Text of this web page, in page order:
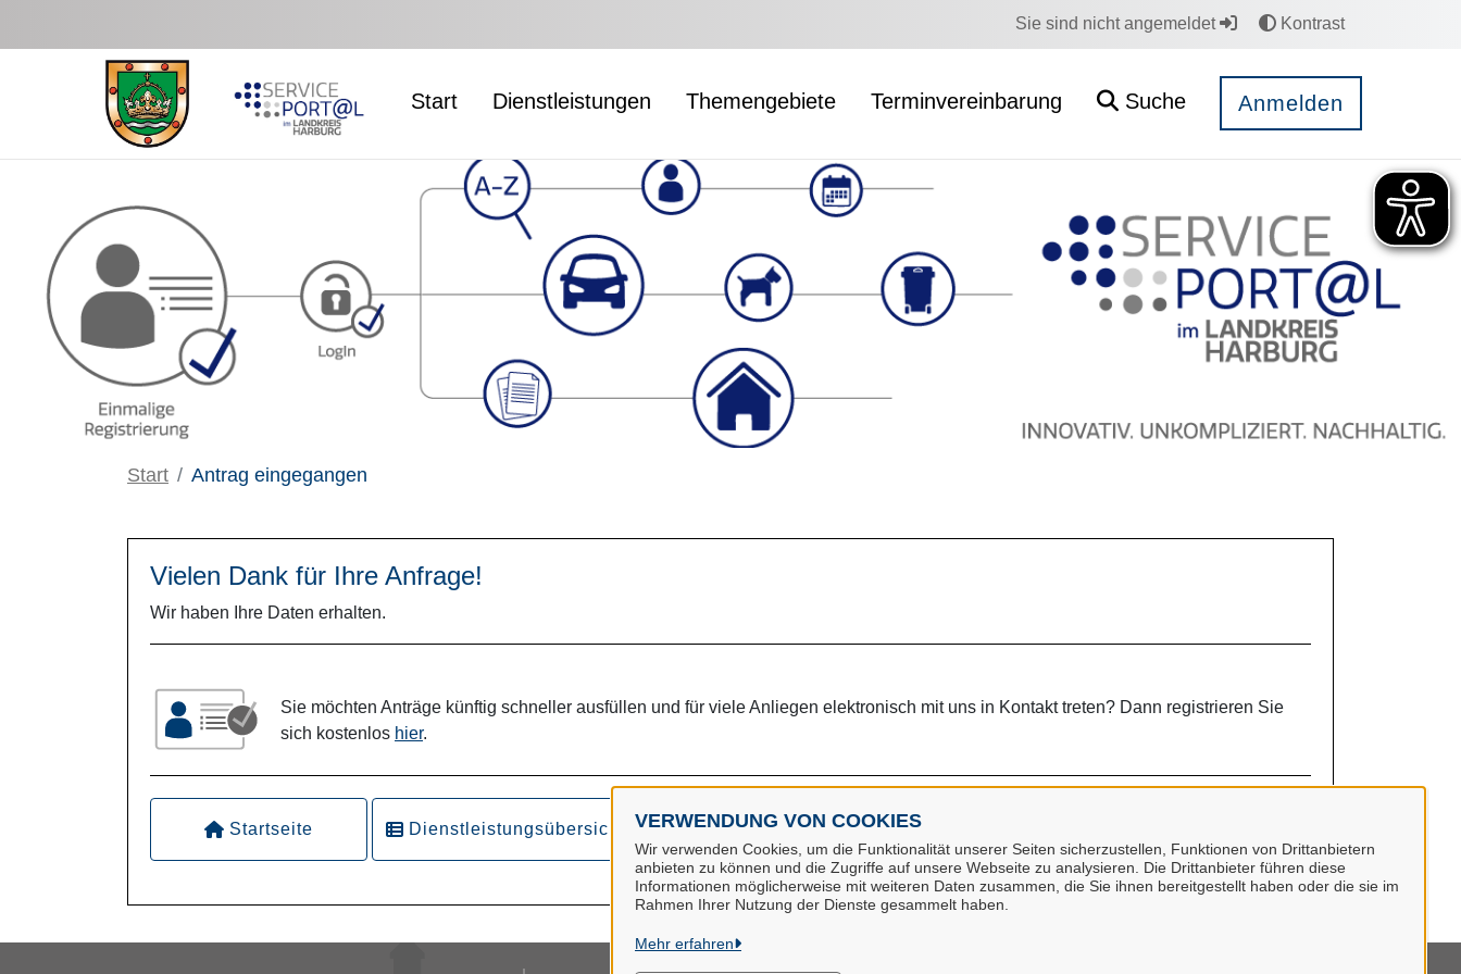
VERWENDUNG VON COOKIES
Wir verwenden Cookies, um die Funktionalität unserer Seiten sicherzustellen, Funktionen von Drittanbietern
anbieten zu können und die Zugriffe auf unsere Webseite zu analysieren. Die Drittanbieter führen diese
Informationen möglicherweise mit weiteren Daten zusammen, die Sie ihnen bereitgestellt haben oder die sie im
Rahmen Ihrer Nutzung der Dienste gesammelt haben.
Mehr erfahren
Sie sind nicht angemeldet Kontrast
Start Dienstleistungen Themengebiete Terminvereinbarung Suche Anmelden
Start Antrag eingegangen
Vielen Dank für Ihre Anfrage!
Wir haben Ihre Daten erhalten.
Sie möchten Anträge künftig schneller ausfüllen und für viele Anliegen elektronisch mit uns in Kontakt treten? Dann registrieren Sie
sich kostenlos hier.
Startseite Dienstleistungsübersicht